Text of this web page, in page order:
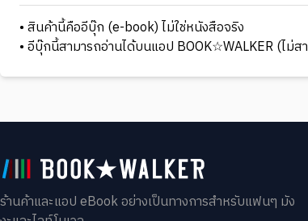
• สินค้านี้คืออีบุ๊ก (e-book) ไม่ใช่หนังสือจริง
• อีบุ๊กนี้สามารถอ่านได้บนแอป BOOK☆WALKER (ไม่ส
ร้านค้าและแอป eBook อย่างเป็นทางการสำหรับแฟนๆ มัง